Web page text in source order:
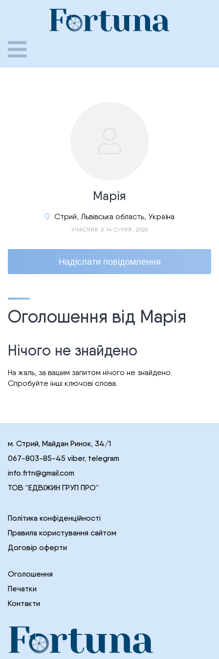
Марія
Стрий, Львівська область, Україна
УЧАСНИК З 14 СІЧНЯ, 2026
Надіслати повідомлення
Оголошення від Марія
Нічого не знайдено
На жаль, за вашим запитом нічого не знайдено.
Спробуйте інші ключові слова.
м. Стрий, Майдан Ринок, 34/1
067-803-85-45 viber, telegram
info.frtn@gmail.com
ТОВ “ЕДВІЖИН ГРУП ПРО”
Політика конфіденційності
Правила користування сайтом
Договір оферти
Оголошення
Печатки
Контакти